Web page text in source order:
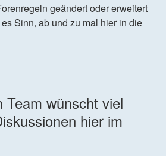
geändert oder erweitert
Sinn, ab und zu mal hier in die
Team wünscht viel
hier im